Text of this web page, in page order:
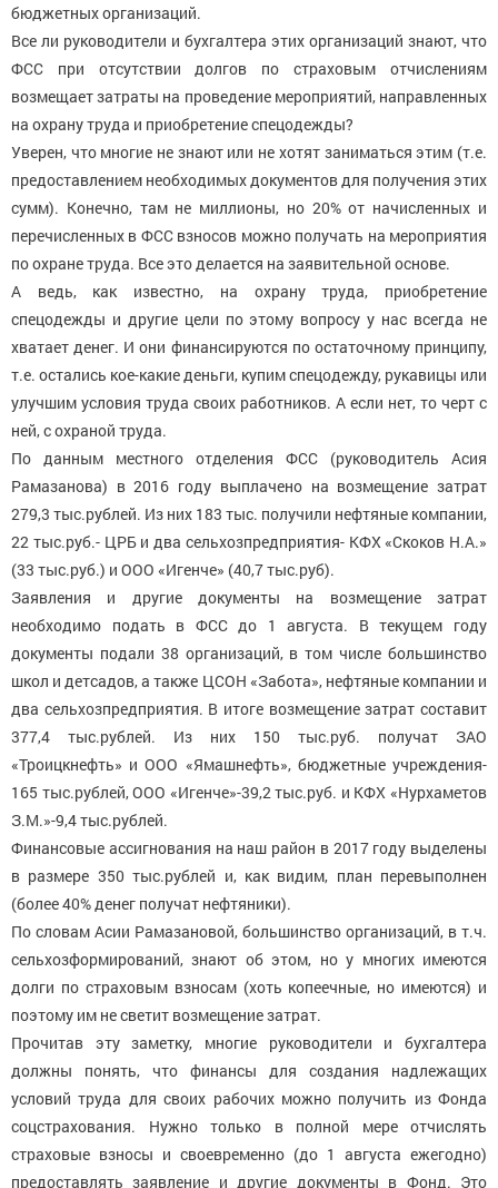
бюджетных организаций.
Все ли руководители и бухгалтера этих организаций знают, что
ФСС при отсутствии долгов по страховым отчислениям
возмещает затраты на проведение мероприятий, направленных
на охрану труда и приобретение спецодежды?
Уверен, что многие не знают или не хотят заниматься этим (т.е.
предоставлением необходимых документов для получения этих
сумм). Конечно, там не миллионы, но 20% от начисленных и
перечисленных в ФСС взносов можно получать на мероприятия
по охране труда. Все это делается на заявительной основе.
А ведь, как известно, на охрану труда, приобретение
спецодежды и другие цели по этому вопросу у нас всегда не
хватает денег. И они финансируются по остаточному принципу,
т.е. остались кое-какие деньги, купим спецодежду, рукавицы или
улучшим условия труда своих работников. А если нет, то черт с
ней, с охраной труда.
По данным местного отделения ФСС (руководитель Асия
Рамазанова) в 2016 году выплачено на возмещение затрат
279,3 тыс.рублей. Из них 183 тыс. получили нефтяные компании,
22 тыс.руб.- ЦРБ и два сельхозпредприятия- КФХ «Скоков Н.А.»
(33 тыс.руб.) и ООО «Игенче» (40,7 тыс.руб).
Заявления и другие документы на возмещение затрат
необходимо подать в ФСС до 1 августа. В текущем году
документы подали 38 организаций, в том числе большинство
школ и детсадов, а также ЦСОН «Забота», нефтяные компании и
два сельхозпредприятия. В итоге возмещение затрат составит
377,4 тыс.рублей. Из них 150 тыс.руб. получат ЗАО
«Троицкнефть» и ООО «Ямашнефть», бюджетные учреждения-
165 тыс.рублей, ООО «Игенче»-39,2 тыс.руб. и КФХ «Нурхаметов
З.М.»-9,4 тыс.рублей.
Финансовые ассигнования на наш район в 2017 году выделены
в размере 350 тыс.рублей и, как видим, план перевыполнен
(более 40% денег получат нефтяники).
По словам Асии Рамазановой, большинство организаций, в т.ч.
сельхозформирований, знают об этом, но у многих имеются
долги по страховым взносам (хоть копеечные, но имеются) и
поэтому им не светит возмещение затрат.
Прочитав эту заметку, многие руководители и бухгалтера
должны понять, что финансы для создания надлежащих
условий труда для своих рабочих можно получить из Фонда
соцстрахования. Нужно только в полной мере отчислять
страховые взносы и своевременно (до 1 августа ежегодно)
предоставлять заявление и другие документы в Фонд. Это